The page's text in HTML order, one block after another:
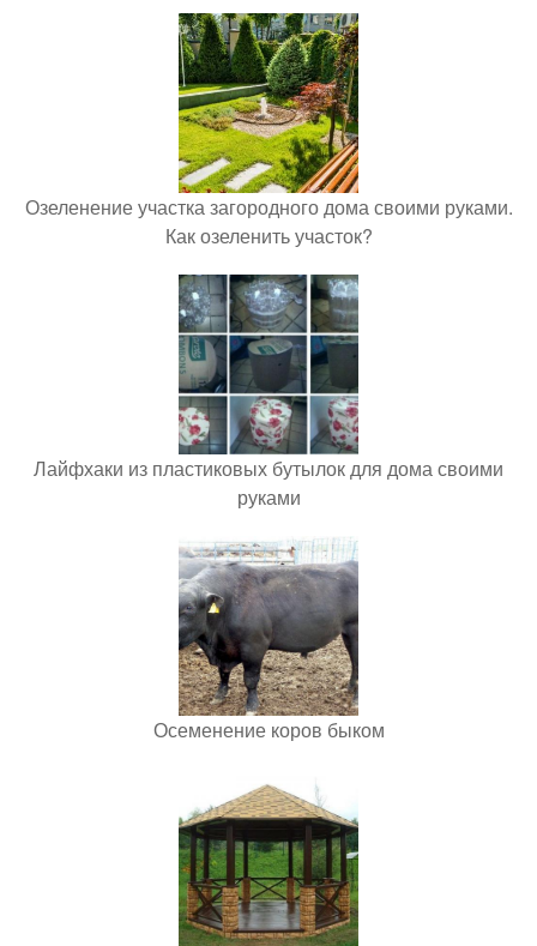
Озеленение участка загородного дома своими руками.
Как озеленить участок?
Лайфхаки из пластиковых бутылок для дома своими
руками
Осеменение коров быком